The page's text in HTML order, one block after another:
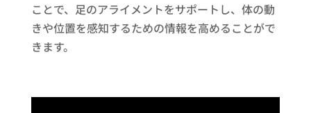
ことで、足のアライメントをサポートし、体の動
きや位置を感知するための情報を高めることがで
きます。